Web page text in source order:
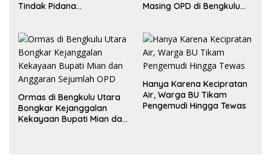
Tindak Pidana
Masing OPD di Bengkulu
Ormas di Bengkulu Utara
Bongkar Kejanggalan
Kekayaan Bupati Mian dan
Hanya Karena Kecipratan
Air, Warga BU Tikam
Pengemudi Hingga Tewas